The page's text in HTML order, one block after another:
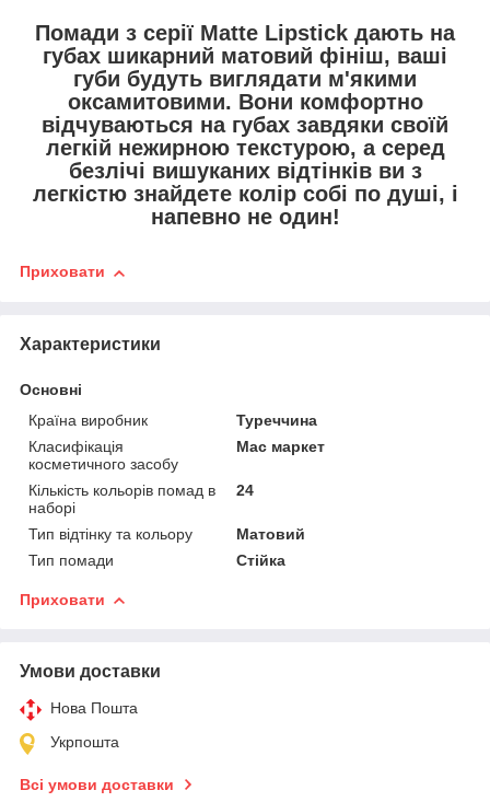
Помади з серії Matte Lipstick дають на
губах шикарний матовий фініш, ваші
губи будуть виглядати м'якими
оксамитовими. Вони комфортно
відчуваються на губах завдяки своїй
легкій нежирною текстурою, а серед
безлічі вишуканих відтінків ви з
легкістю знайдете колір собі по душі, і
напевно не один!
Приховати
Характеристики
Основні
Країна виробник
Туреччина
Класифікація
косметичного засобу
Мас маркет
Кількість кольорів помад в
наборі
24
Тип відтінку та кольору
Матовий
Тип помади
Стійка
Приховати
Умови доставки
Нова Пошта
Укрпошта
Всі умови доставки